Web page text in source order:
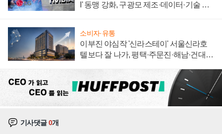
I' 동맹 강화, 구광모 제조·데이터·기술 결
소비자·유통
이부진 야심작 '신라스테이' 서울신라호
텔보다 잘 나가, 평택·주문진·해남·건대로
기사댓글0개